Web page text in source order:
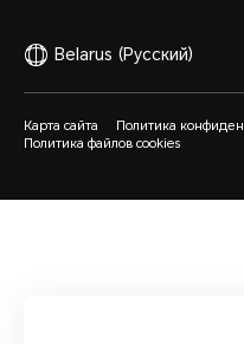
Belarus (Русский)
Карта сайта Политика
Политика файлов cookies